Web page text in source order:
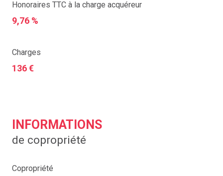
Honoraires TTC à la charge acquéreur
9,76 %
Charges
136 €
INFORMATIONS
de copropriété
Copropriété